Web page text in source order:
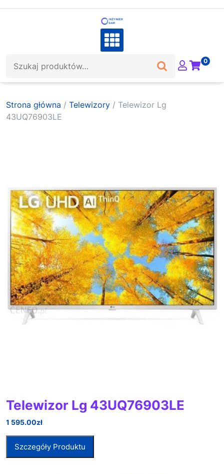
0
Strona główna / Telewizory / Telewizor Lg
43UQ76903LE
Telewizor Lg 43UQ76903LE
1 595.00zł
Szczegóły Produktu